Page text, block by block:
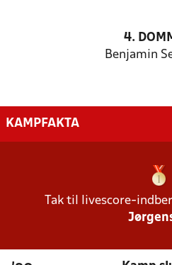
4.
Benjamin
KAMPFAKTA
Tak til livescore-